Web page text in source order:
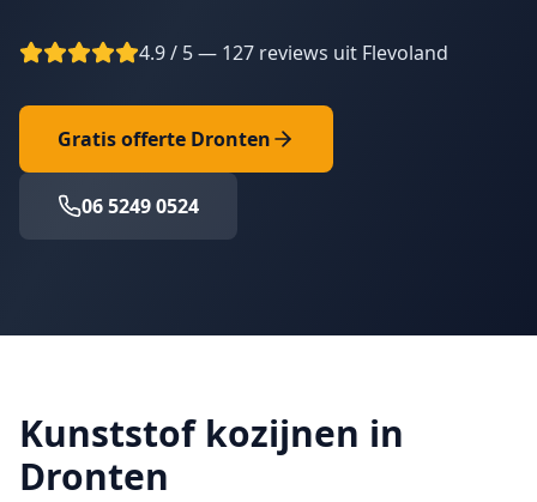
4.9 / 5 — 127 reviews uit Flevoland
Gratis offerte Dronten
06 5249 0524
Kunststof kozijnen in
Dronten